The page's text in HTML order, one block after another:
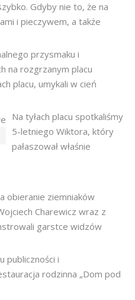
Gdyby nie to, że na
i pieczywem, a także
przysmaku i
na rozgrzanym placu
placu, umykali w cień
Na tyłach placu spotkaliśmy
5-letniego Wiktora, który
pałaszował właśnie
obieranie ziemniaków
Charewicz wraz z
garstce widzów
publiczności i
rodzinna „Dom pod